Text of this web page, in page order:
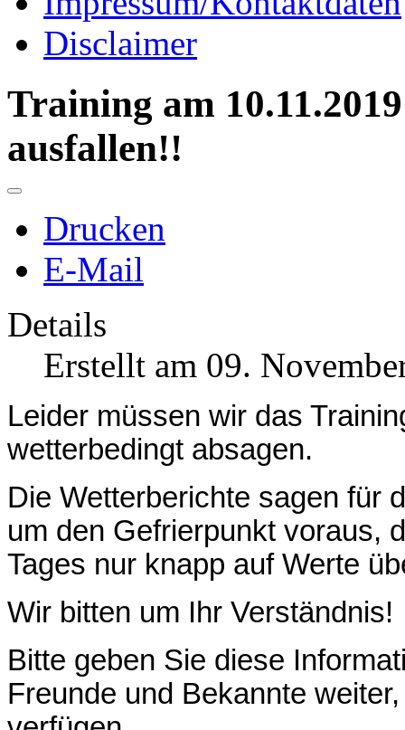
Disclaimer
Training am
ausfallen!!
Drucken
E-Mail
Details
Erstellt am 09.
Leider müssen wir das
wetterbedingt absagen.
Die Wetterberichte sagen für
um den Gefrierpunkt voraus,
Tages nur knapp auf Werte
Wir bitten um Ihr Verständnis!
Bitte geben Sie diese
Freunde und Bekannte